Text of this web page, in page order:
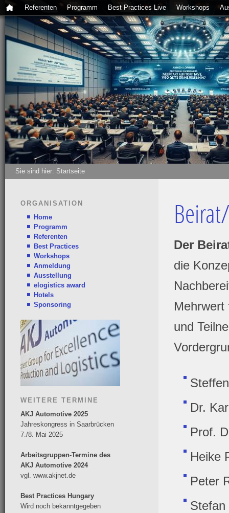
Referenten Programm Best Practices Live Workshops
Sie sind hier: Startseite
Der
die
Mehrwert
und
Dr.
Prof.
Heike
Peter
ORGANISATION
Home
Programm
Referenten
Best Practices
Workshops
Anmeldung
Ausstellung
elogistics award
Hotels
Sponsoring
WEITERE TERMINE
AKJ Automotive 2025
Jahreskongress in Saarbrücken
7./8. Mai 2025
Arbeitsgruppen-Termine des
AKJ Automotive 2024
vgl. www.akjnet.de
Best Practices Hungary
Wird noch bekanntgegeben